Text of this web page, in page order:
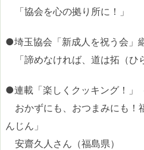
「協会を心の拠り所に！」
●埼玉協会「新成人を祝う会」
「諦めなければ、道は拓（ひ
●連載「楽しくクッキング！」（
おかずにも、おつまみにも！
んじん」
安齋久人さん（福島県）